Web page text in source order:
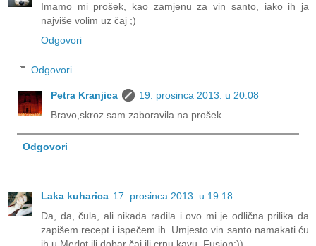
Imamo mi prošek, kao zamjenu za vin santo, iako ih ja
najviše volim uz čaj ;)
Odgovori
Odgovori
Petra Kranjica
19. prosinca 2013. u 20:08
Bravo,skroz sam zaboravila na prošek.
Odgovori
Laka kuharica 17. prosinca 2013. u 19:18
Da, da, čula, ali nikada radila i ovo mi je odlična prilika da
zapišem recept i ispečem ih. Umjesto vin santo namakati ću